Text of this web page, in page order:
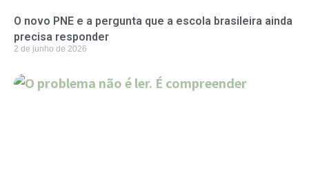
O novo PNE e a pergunta que a escola brasileira ainda
precisa responder
2 de junho de 2026